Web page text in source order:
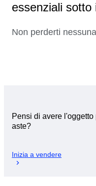
essenziali sotto
Non perderti
Pensi di avere
aste?
Inizia a vendere